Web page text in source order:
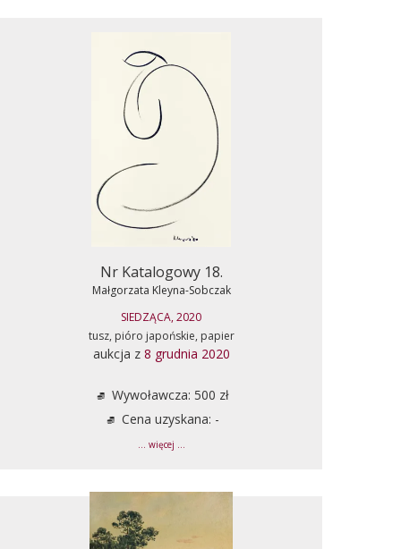
Nr Katalogowy 18.
Małgorzata Kleyna-Sobczak
SIEDZĄCA, 2020
tusz, pióro japońskie, papier
aukcja z 8 grudnia 2020
Wywoławcza: 500 zł
Cena uzyskana: -
... więcej ...